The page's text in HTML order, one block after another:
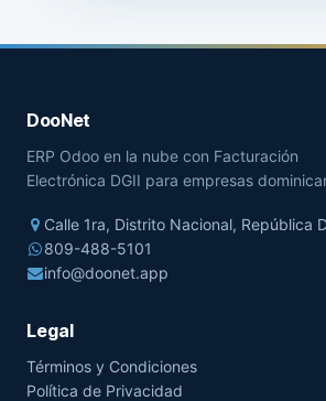
DooNet
ERP Odoo en la nube con Facturación
Electrónica DGII para empresas
Calle 1ra, Distrito Nacional, República
809-488-5101
info@doonet.app
Legal
Términos y Condiciones
Política de Privacidad